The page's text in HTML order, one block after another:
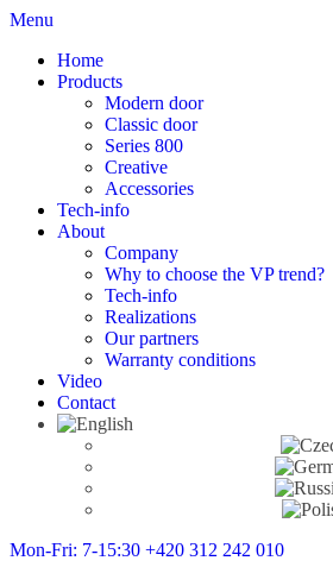
Menu
Home
Products
Modern door
Classic door
Series 800
Creative
Accessories
Tech-info
About
Company
Why to choose the VP trend?
Tech-info
Realizations
Our partners
Warranty conditions
Video
Contact
Mon-Fri: 7-15:30 +420 312 242 010